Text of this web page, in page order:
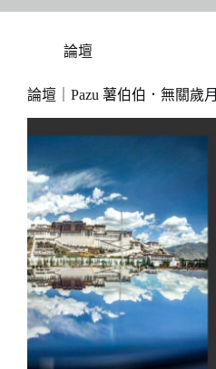
論壇
論壇｜Pazu 薯伯伯．無關歲月